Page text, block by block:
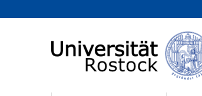
Browsen
direkt zum Inhalt